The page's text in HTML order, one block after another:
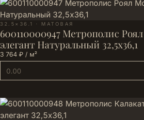
32.5×36.1 · МАТОВАЯ
600110000947 Метрополис
элегант Натуральный 32,5х36,1
3 764 ₽ / м²